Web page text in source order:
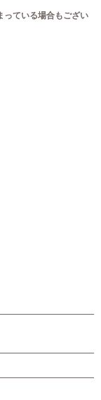
っている場合もござい